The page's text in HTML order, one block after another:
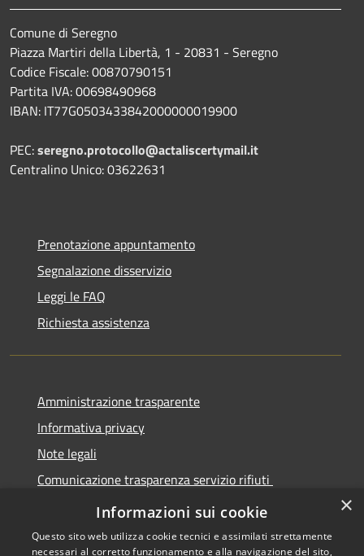
Comune di Seregno
Piazza Martiri della Libertà, 1 - 20831 - Seregno
Codice Fiscale: 00870790151
Partita IVA: 00698490968
IBAN: IT77G0503433842000000019900
PEC:seregno.protocollo@actaliscertymail.it
Centralino Unico: 03622631
Prenotazione appuntamento
Segnalazione disservizio
Leggi le FAQ
Richiesta assistenza
Amministrazione trasparente
Informativa privacy
Note legali
Comunicazione trasparenza servizio rifiuti
Dichiarazione di accessibilità
×
Informazioni sui cookie
Questo sito web utilizza cookie tecnici e assimilati strettamente
necessari al corretto funzionamento e alla navigazione del sito,